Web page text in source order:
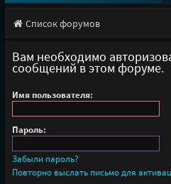
Список форумов
Вам необходимо
сообщений в этом форуме.
Имя пользователя:
Пароль:
Забыли пароль?
Повторно выслать письмо для